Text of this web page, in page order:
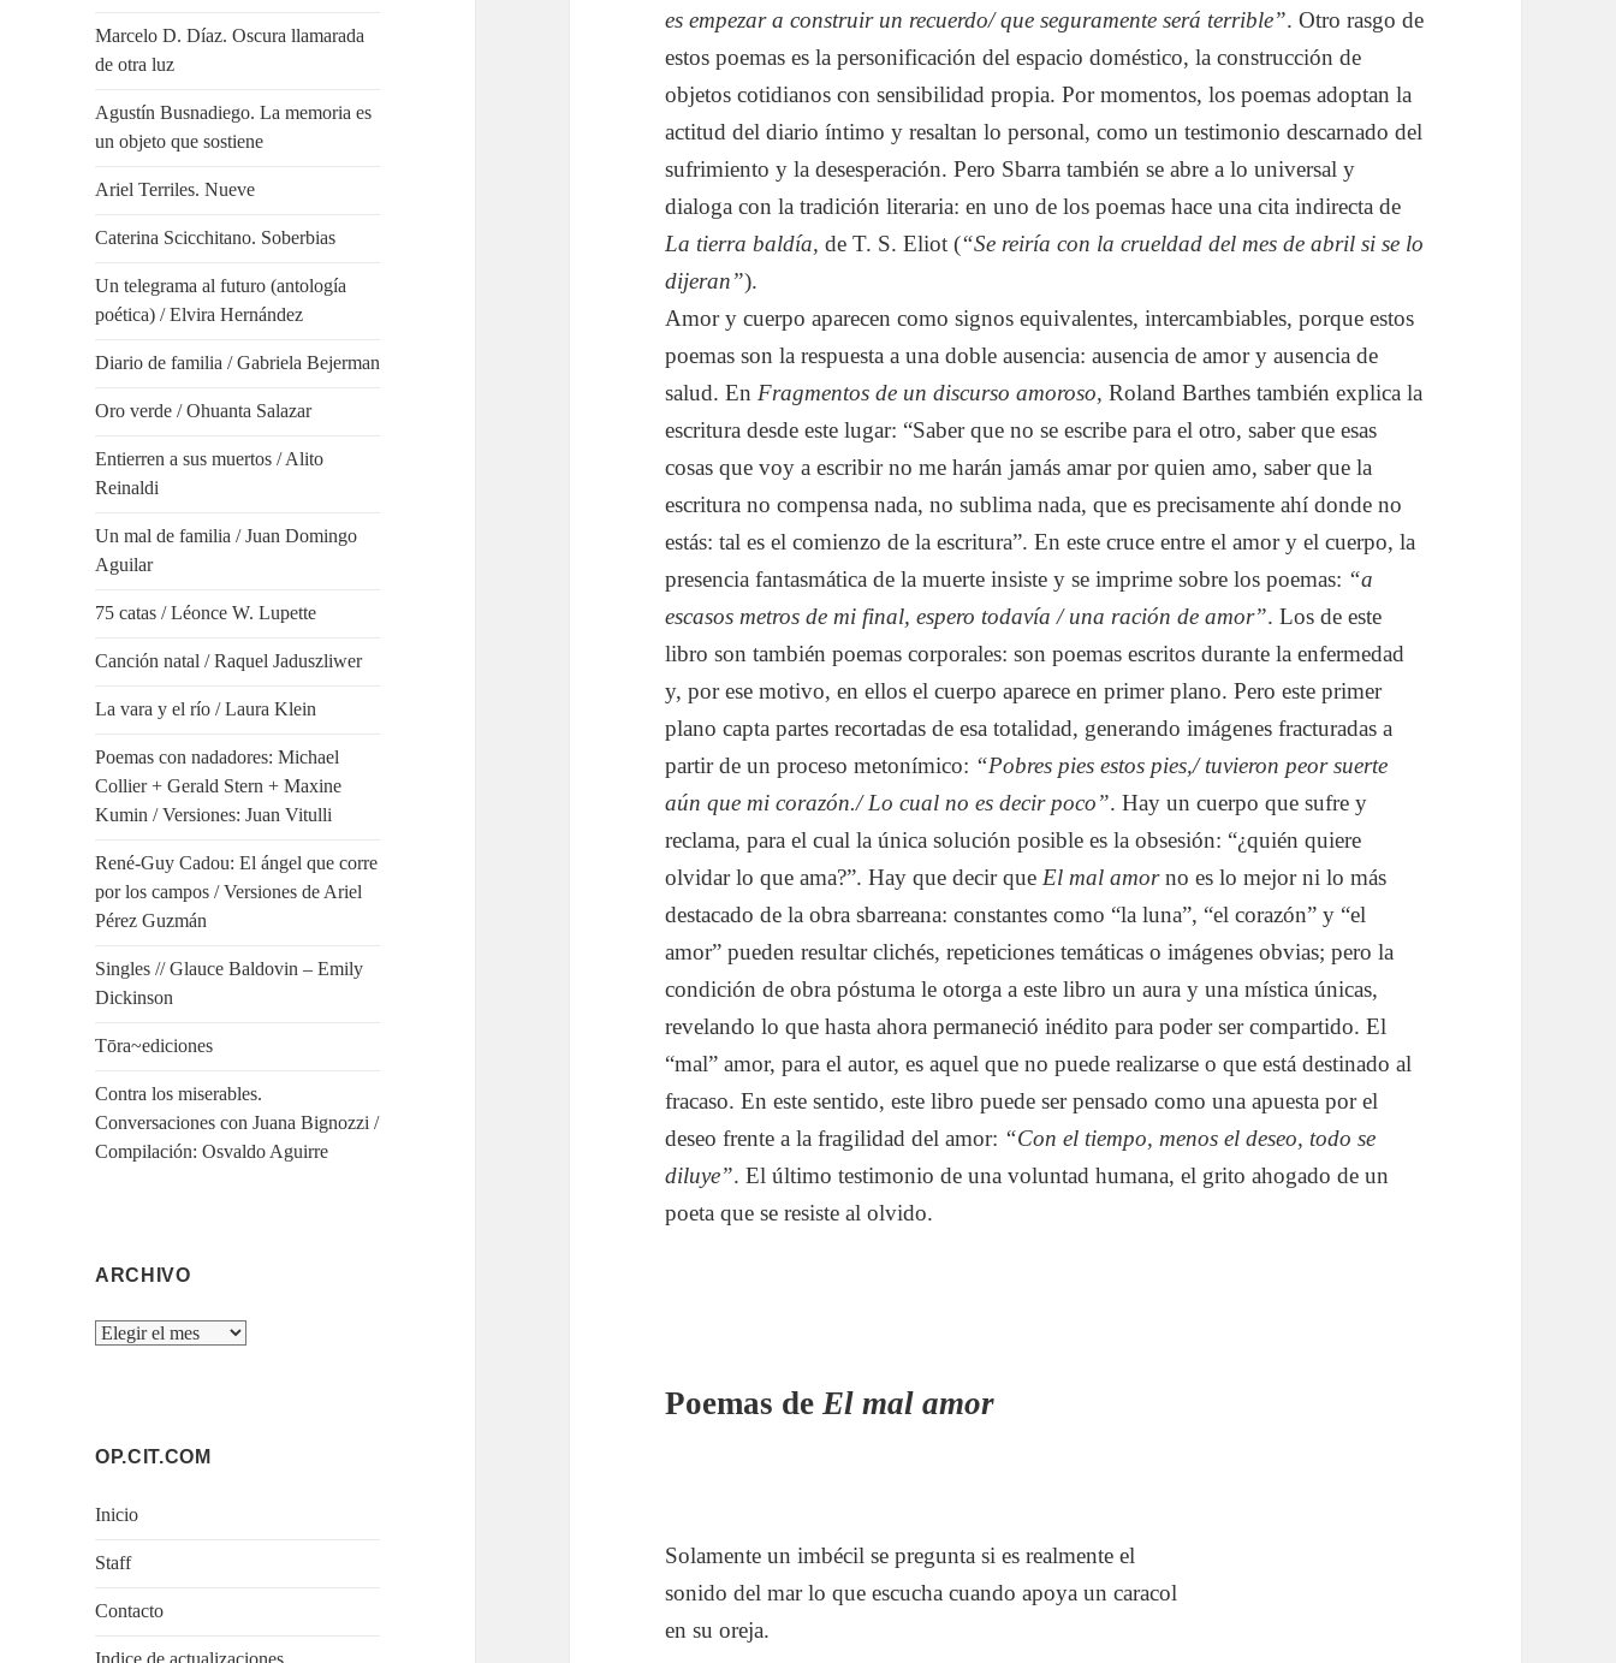
Marcelo D. Díaz. Oscura llamarada
de otra luz
Agustín Busnadiego. La memoria es
un objeto que sostiene
Ariel Terriles. Nueve
Caterina Scicchitano. Soberbias
Un telegrama al futuro (antología
poética) / Elvira Hernández
Diario de familia / Gabriela Bejerman
Oro verde / Ohuanta Salazar
Entierren a sus muertos / Alito
Reinaldi
Un mal de familia / Juan Domingo
Aguilar
75 catas / Léonce W. Lupette
Canción natal / Raquel Jaduszliwer
La vara y el río / Laura Klein
Poemas con nadadores: Michael
Collier + Gerald Stern + Maxine
Kumin / Versiones: Juan Vitulli
René-Guy Cadou: El ángel que corre
por los campos / Versiones de Ariel
Pérez Guzmán
Singles // Glauce Baldovin – Emily
Dickinson
Tōra~ediciones
Contra los miserables.
Conversaciones con Juana Bignozzi /
Compilación: Osvaldo Aguirre
ARCHIVO
Archivo
OP.CIT.COM
Inicio
Staff
Contacto
es empezar a construir un recuerdo/ que seguramente será terrible”. Otro rasgo de
estos poemas es la personificación del espacio doméstico, la construcción de
objetos cotidianos con sensibilidad propia. Por momentos, los poemas adoptan la
actitud del diario íntimo y resaltan lo personal, como un testimonio descarnado del
sufrimiento y la desesperación. Pero Sbarra también se abre a lo universal y
dialoga con la tradición literaria: en uno de los poemas hace una cita indirecta de
La tierra baldía, de T. S. Eliot (“Se reiría con la crueldad del mes de abril si se lo
dijeran”).
Amor y cuerpo aparecen como signos equivalentes, intercambiables, porque estos
poemas son la respuesta a una doble ausencia: ausencia de amor y ausencia de
salud. En Fragmentos de un discurso amoroso, Roland Barthes también explica la
escritura desde este lugar: “Saber que no se escribe para el otro, saber que esas
cosas que voy a escribir no me harán jamás amar por quien amo, saber que la
escritura no compensa nada, no sublima nada, que es precisamente ahí donde no
estás: tal es el comienzo de la escritura”. En este cruce entre el amor y el cuerpo, la
presencia fantasmática de la muerte insiste y se imprime sobre los poemas: “a
escasos metros de mi final, espero todavía / una ración de amor”. Los de este
libro son también poemas corporales: son poemas escritos durante la enfermedad
y, por ese motivo, en ellos el cuerpo aparece en primer plano. Pero este primer
plano capta partes recortadas de esa totalidad, generando imágenes fracturadas a
partir de un proceso metonímico: “Pobres pies estos pies,/ tuvieron peor suerte
aún que mi corazón./ Lo cual no es decir poco”. Hay un cuerpo que sufre y
reclama, para el cual la única solución posible es la obsesión: “¿quién quiere
olvidar lo que ama?”. Hay que decir que El mal amorno es lo mejor ni lo más
destacado de la obra sbarreana: constantes como “la luna”, “el corazón” y “el
amor” pueden resultar clichés, repeticiones temáticas o imágenes obvias; pero la
condición de obra póstuma le otorga a este libro un aura y una mística únicas,
revelando lo que hasta ahora permaneció inédito para poder ser compartido. El
“mal” amor, para el autor, es aquel que no puede realizarse o que está destinado al
fracaso. En este sentido, este libro puede ser pensado como una apuesta por el
deseo frente a la fragilidad del amor: “Con el tiempo, menos el deseo, todo se
diluye”. El último testimonio de una voluntad humana, el grito ahogado de un
poeta que se resiste al olvido.
Poemas de El mal amor
Solamente un imbécil se pregunta si es realmente el
sonido del mar lo que escucha cuando apoya un caracol
en su oreja.